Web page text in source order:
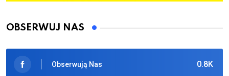
OBSERWUJ NAS
0.8K
Obserwują Nas